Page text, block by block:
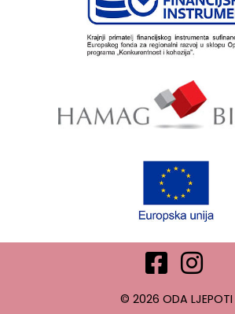
© 2026 ODA LJEPOTI